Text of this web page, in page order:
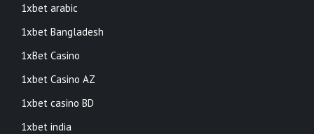
1xbet arabic
1xbet Bangladesh
1xBet Casino
1xbet Casino AZ
1xbet casino BD
1xbet india